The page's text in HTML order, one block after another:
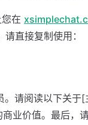
在
直接复制使用：
。请阅读以下关
业价值。最后，